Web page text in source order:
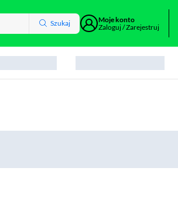
Szukaj
Moje konto
Zaloguj / Zarejestruj